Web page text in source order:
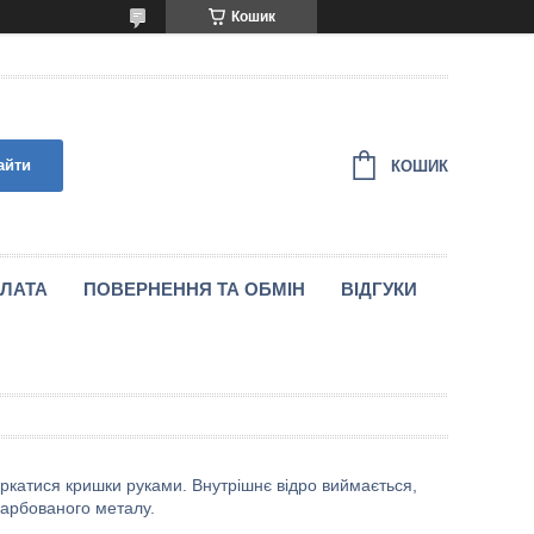
Кошик
КОШИК
ПОВЕРНЕННЯ ТА ОБМІН ВIДГУКИ
кришки руками. Внутрішнє відро виймається,
металу.